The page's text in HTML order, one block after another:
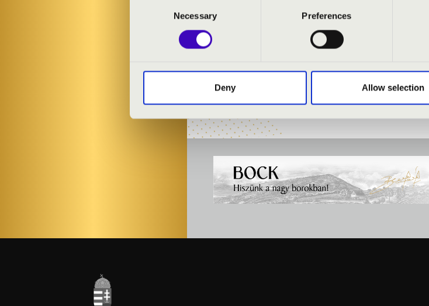
Necessary Preferences
Deny Allow selection
Oláh Dezső trió
Oláh Dezső: Intermezzo I-VII.